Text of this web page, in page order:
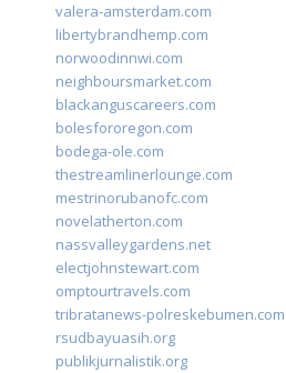
valera-amsterdam.com
libertybrandhemp.com
norwoodinnwi.com
neighboursmarket.com
blackanguscareers.com
bolesfororegon.com
bodega-ole.com
thestreamlinerlounge.com
mestrinorubanofc.com
novelatherton.com
nassvalleygardens.net
electjohnstewart.com
omptourtravels.com
tribratanews-polreskebumen.com
rsudbayuasih.org
publikjurnalistik.org